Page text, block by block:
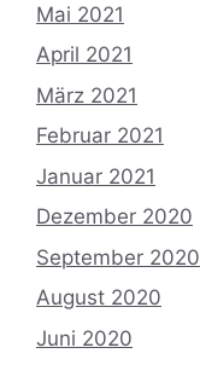
Mai 2021
April 2021
März 2021
Februar 2021
Januar 2021
Dezember 2020
September 2020
August 2020
Juni 2020